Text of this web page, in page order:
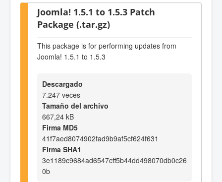
Joomla! 1.5.1 to 1.5.3 Patch
Package (.tar.gz)
This package is for performing updates from
Joomla! 1.5.1 to 1.5.3
Descargado
7.247 veces
Tamaño del archivo
667,24 kB
Firma MD5
41f7aed8074902fad9b9af5cf624f631
Firma SHA1
3e1189c9684ad6547cff5b44dd498070db0c26
0b